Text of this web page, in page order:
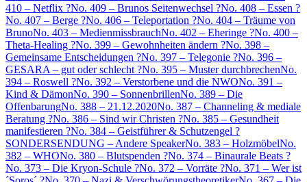
410 – Netflix ?No. 409 – Brunos Seitenwechsel ?No. 408 – Essen ?
No. 407 – Berge ?No. 406 – Teleportation ?No. 404 – Träume von
BrunoNo. 403 – MedienmissbrauchNo. 402 – Eheringe ?No. 400 –
Theta-Healing ?No. 399 – Gewohnheiten ändern ?No. 398 –
Gemeinsame Entscheidungen ?No. 397 – Telegonie ?No. 396 –
GESARA – gut oder schlecht ?No. 395 – Muster durchbrechenNo.
394 – Roswell ?No. 392 – Verstorbene und die NWONo. 391 –
Kind & DämonNo. 390 – SonnenbrillenNo. 389 – Die
OffenbarungNo. 388 – 21.12.2020No. 387 – Channeling & mediale
Beratung ?No. 386 – Sind wir Christen ?No. 385 – Gesundheit
manifestieren ?No. 384 – Geistführer & Schutzengel ?
SONDERSENDUNG – Andere SpeakerNo. 383 – HolzmöbelNo.
382 – WHONo. 380 – Blutspenden ?No. 374 – Binaurale Beats ?
No. 373 – Die Kryon-Schule ?No. 372 – Vorräte ?No. 371 – Wer ist